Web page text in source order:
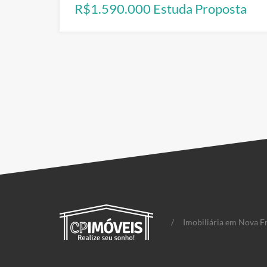
R$1.590.000 Estuda Proposta
/ Imobiliária em Nova